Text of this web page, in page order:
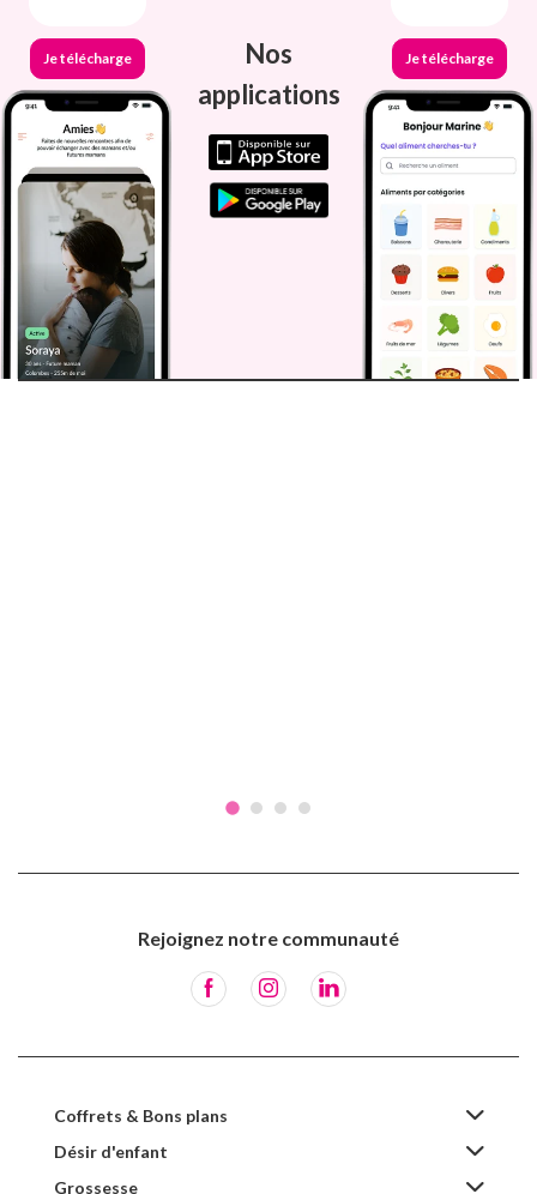
Je télécharge
Nos
applications
Je télécharge
Rejoignez notre communauté
Coffrets & Bons plans
Désir d'enfant
Grossesse